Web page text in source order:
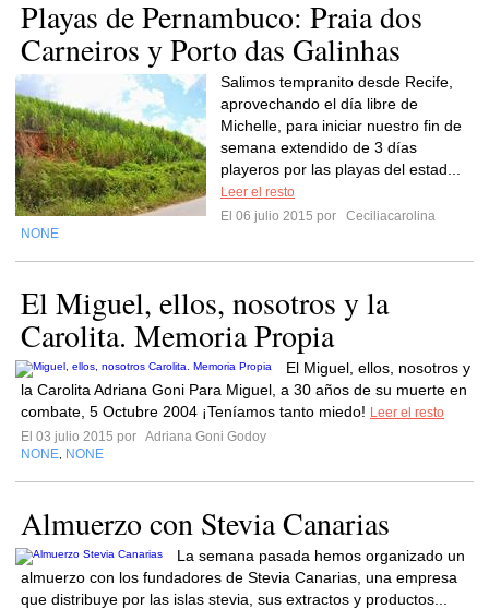
Playas de Pernambuco: Praia dos
Carneiros y Porto das Galinhas
Salimos tempranito desde Recife,
aprovechando el día libre de
Michelle, para iniciar nuestro fin de
semana extendido de 3 días
playeros por las playas del estad...
Leer el resto
El 06 julio 2015 por
Ceciliacarolina
NONE
El Miguel, ellos, nosotros y la
Carolita. Memoria Propia
El Miguel, ellos, nosotros y
la Carolita Adriana Goni Para Miguel, a 30 años de su muerte en
combate, 5 Octubre 2004 ¡Teníamos tanto miedo! Leer el resto
El 03 julio 2015 por Adriana Goni Godoy
NONE NONE
Almuerzo con Stevia Canarias
La semana pasada hemos organizado un
almuerzo con los fundadores de Stevia Canarias, una empresa
que distribuye por las islas stevia, sus extractos y productos...